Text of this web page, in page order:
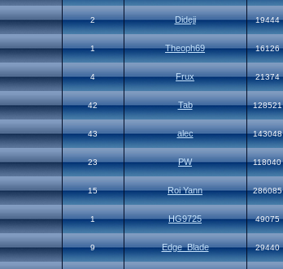
2 Dideji 19444
1 Theoph69 16126
4 Frux 21374
42 Tab 128521
43 alec 143048
23 PW 118040
15 Roi Yann 286085
1 HG9725 49075
9 Edge_Blade 29440